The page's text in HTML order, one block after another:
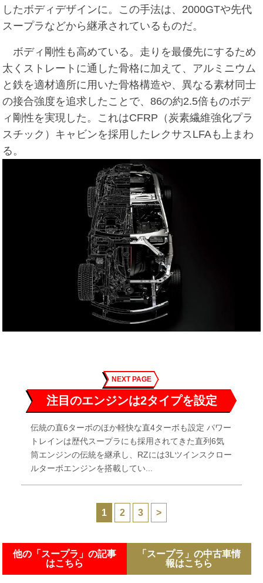
したボディデザインに。この手法は、2000GTや先代
スープラなどから継承されているものだ。
ボディ剛性も高めている。走りを最優先にするため
太くストレートに通した骨格に加えて、アルミニウム
と鉄を適材適所に用いた骨格構造や、異なる素材同士
の接合強度を追求したことで、86の約2.5倍ものボデ
ィ剛性を実現した。これはCFRP（炭素繊維強化プラ
スチック）キャビンを採用したレクサスLFAも上まわ
る。
NEXT PAGE
注目のエンジンは2タイプを設定
伝統の直6ターボのほか軽快な直4ターボも設定 パワー
トレインは歴代スープラにも採用されてきた直列6気
筒エンジンの伝統を継承し、RZには3Lツインスクロー
ルターボエンジンを搭載してい...
1 2 3 >
他の「スープラ」の記事
はこちら
「スープラ」の中古車情
報はこちら